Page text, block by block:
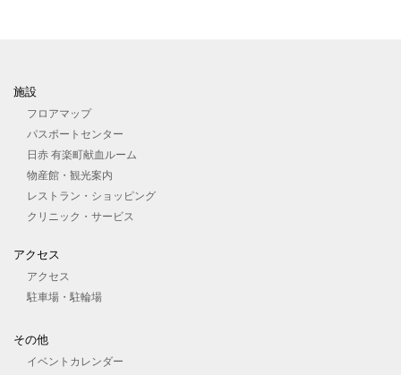
施設
フロアマップ
パスポートセンター
日赤 有楽町献血ルーム
物産館・観光案内
レストラン・ショッピング
クリニック・サービス
アクセス
アクセス
駐車場・駐輪場
その他
イベントカレンダー